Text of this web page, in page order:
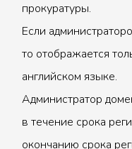
прокуратуры.
Если
то отображается
английском языке.
Администратор
в течение срока
окончанию срока